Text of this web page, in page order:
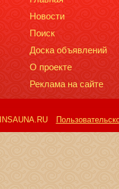
Новости
Поиск
Доска объявлений
О проекте
Реклама на сайте